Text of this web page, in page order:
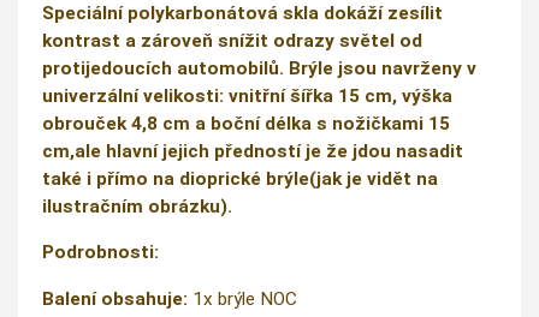
Speciální polykarbonátová skla dokáží zesílit
kontrast a zároveň snížit odrazy světel od
protijedoucích automobilů. Brýle jsou navrženy v
univerzální velikosti: vnitřní šířka 15 cm, výška
obrouček 4,8 cm a boční délka s nožičkami 15
cm,ale hlavní jejich předností je že jdou nasadit
také i přímo na dioprické brýle(jak je vidět na
ilustračním obrázku).
Podrobnosti:
Balení obsahuje: 1x brýle NOC